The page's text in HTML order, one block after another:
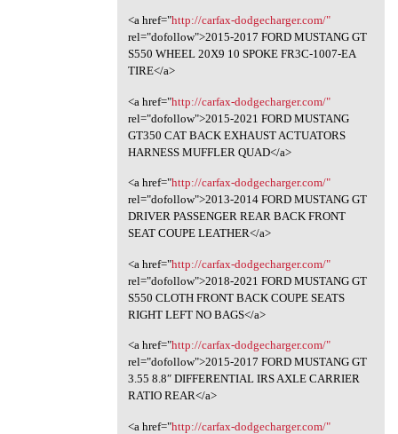
<a href="http://carfax-dodgecharger.com/"
rel="dofollow">2015-2017 FORD MUSTANG GT
S550 WHEEL 20X9 10 SPOKE FR3C-1007-EA
TIRE</a>
<a href="http://carfax-dodgecharger.com/"
rel="dofollow">2015-2021 FORD MUSTANG
GT350 CAT BACK EXHAUST ACTUATORS
HARNESS MUFFLER QUAD</a>
<a href="http://carfax-dodgecharger.com/"
rel="dofollow">2013-2014 FORD MUSTANG GT
DRIVER PASSENGER REAR BACK FRONT
SEAT COUPE LEATHER</a>
<a href="http://carfax-dodgecharger.com/"
rel="dofollow">2018-2021 FORD MUSTANG GT
S550 CLOTH FRONT BACK COUPE SEATS
RIGHT LEFT NO BAGS</a>
<a href="http://carfax-dodgecharger.com/"
rel="dofollow">2015-2017 FORD MUSTANG GT
3.55 8.8″ DIFFERENTIAL IRS AXLE CARRIER
RATIO REAR</a>
<a href="http://carfax-dodgecharger.com/"